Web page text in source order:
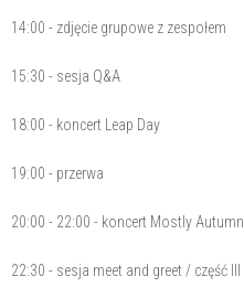
14:00 - zdjęcie grupowe z zespołem
15:30 - sesja Q&A
18:00 - koncert Leap Day
19:00 - przerwa
20:00 - 22:00 - koncert Mostly Autumn
22:30 - sesja meet and greet / część III